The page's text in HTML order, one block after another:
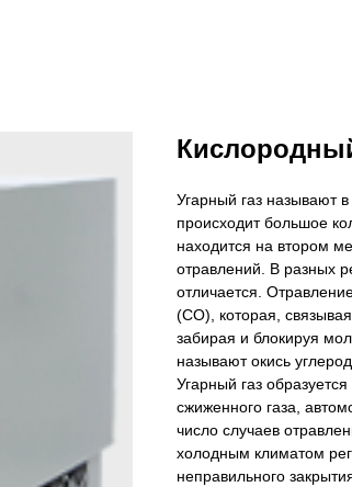
Угарный газ называют
происходит большое
находится на втором
отравлений. В разных
отличается.
(СО), которая,
забирая и блокируя
называют окись
Угарный газ
сжиженного газа,
число случаев
холодным климатом
неправильного